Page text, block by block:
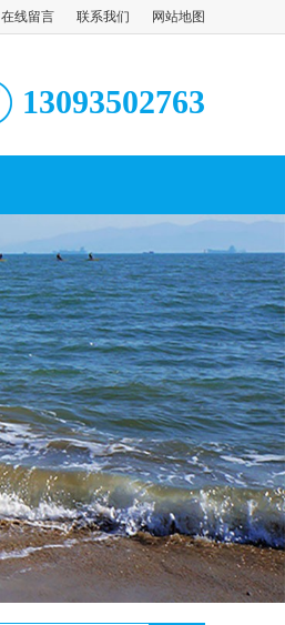
在线留言 联系我们 网站地图
13093502763